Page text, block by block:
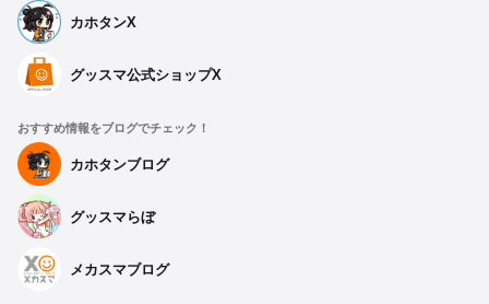
カホタンX
グッスマ公式ショップX
おすすめ情報をブログでチェック！
カホタンブログ
グッスマらぼ
メカスマブログ